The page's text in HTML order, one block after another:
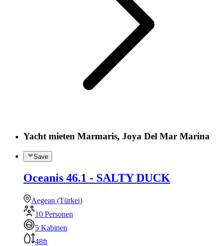
Yacht mieten Marmaris, Joya Del Mar Marina
Save
Oceanis 46.1 - SALTY DUCK
Aegean (Türkei)
10 Personen
5 Kabinen
48ft